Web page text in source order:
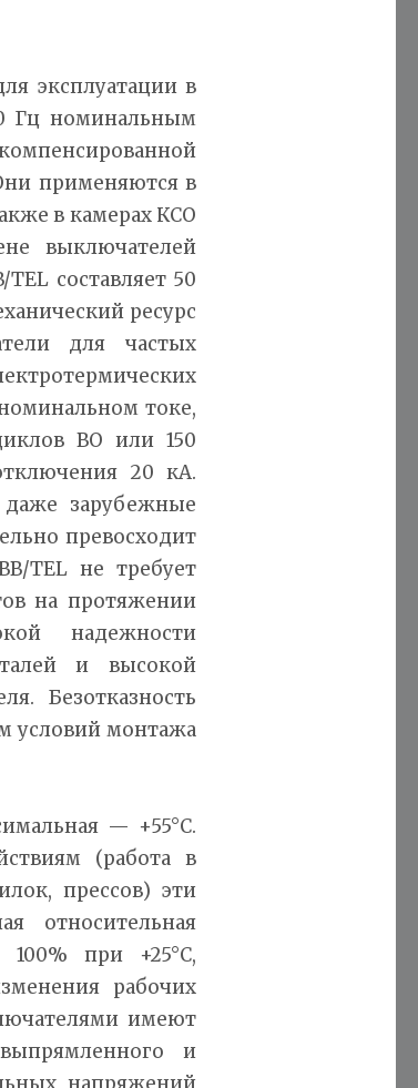
эксплуатации в
Гц номинальным
применяются в
в камерах КСО
выключателей
составляет 50
ресурс
для частых
токе,
ВО или 150
20 кА.
зарубежные
превосходит
TEL не требует
на протяжении
надежности
и высокой
Безотказность
условий монтажа
— +55°С.
(работа в
прессов) эти
относительная
при +25°С,
рабочих
имеют
и